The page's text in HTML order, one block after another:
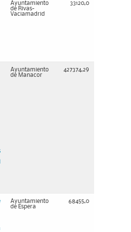
Ayuntamiento
de Rivas-
Vaciamadrid
33120,0
Ayuntamiento
de Manacor
427374,29
Ayuntamiento
de Espera
68455,0